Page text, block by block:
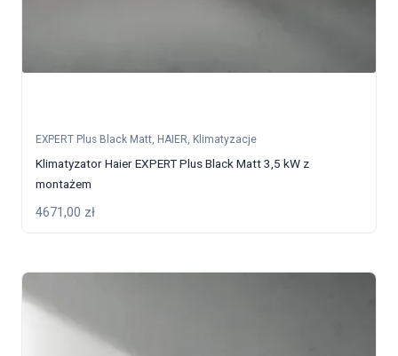
EXPERT Plus Black Matt, HAIER, Klimatyzacje
Klimatyzator Haier EXPERT Plus Black Matt 3,5 kW z
montażem
4671,00 zł